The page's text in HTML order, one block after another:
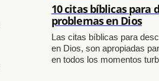
10 citas bíblicas para
problemas en Dios
Las citas bíblicas para
en Dios, son apropiadas
en todos los momentos